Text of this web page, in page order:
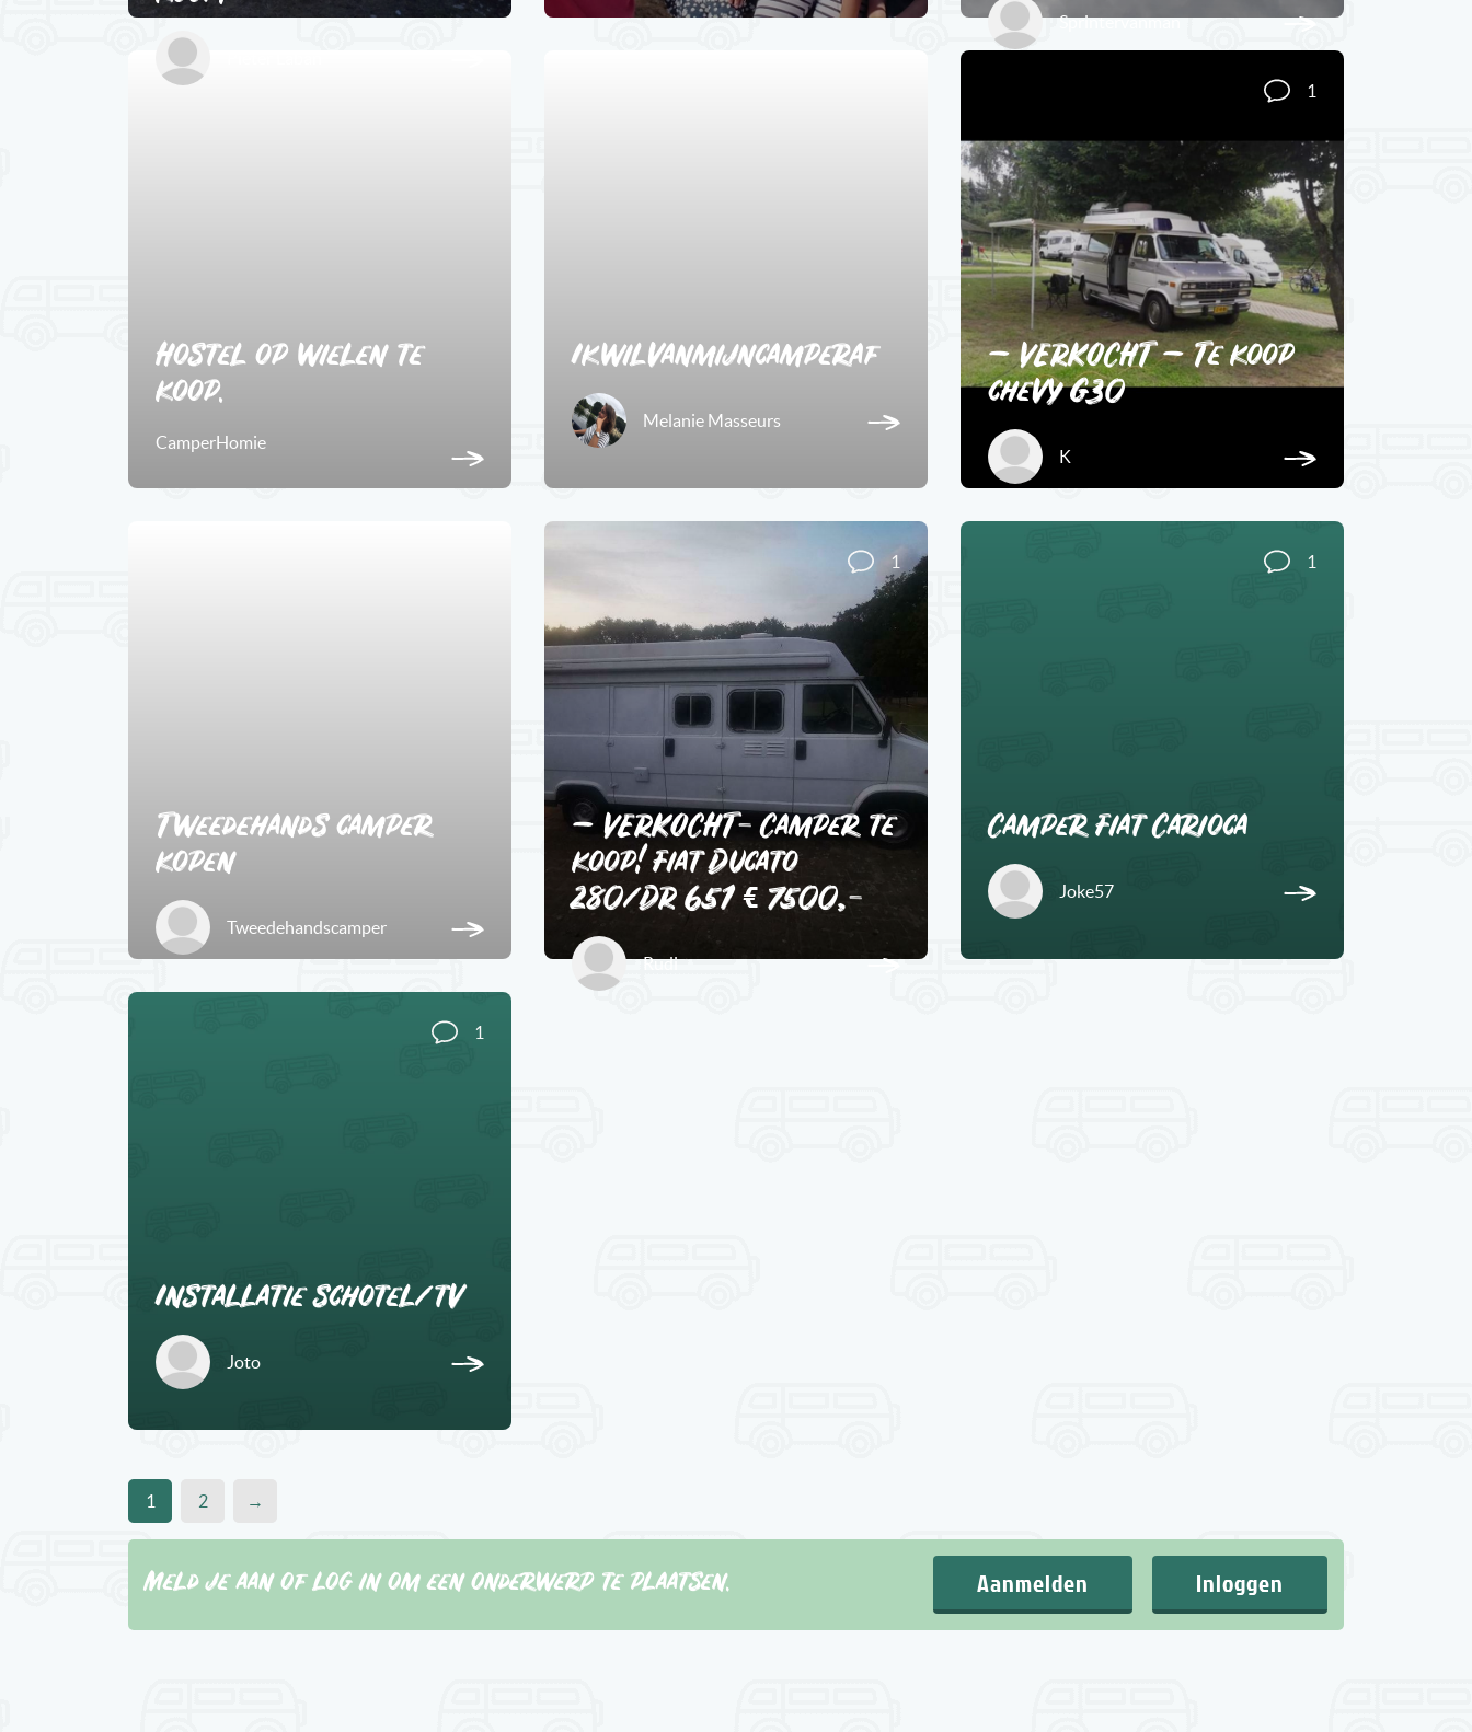
Sprintervanman
Hostel op wielen te
koop.
CamperHomie
Ikwilvanmijncamperaf
Melanie Masseurs
1
– VERKOCHT – Te koop
chevy G30
K
Tweedehands camper
kopen
Tweedehandscamper
1
– VERKOCHT- Camper te
koop! Fiat Ducato
280/DR 651 € 7500,-
Rudi
1
Camper Fiat Carioca
Joke57
1
Installatie schotel/tv
Joto
1 2 →
Meld je aan of log in om een onderwerp te plaatsen. Aanmelden Inloggen